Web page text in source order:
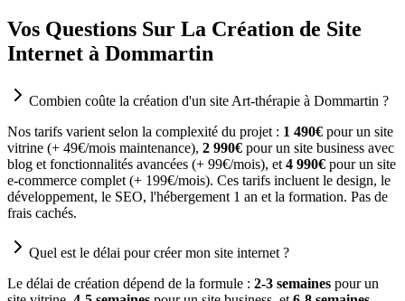
Vos Questions Sur La Création de Site
Internet à Dommartin
Combien coûte la création d'un site Art-thérapie à Dommartin ?
Nos tarifs varient selon la complexité du projet : 1 490€ pour un site
vitrine (+ 49€/mois maintenance), 2 990€ pour un site business avec
blog et fonctionnalités avancées (+ 99€/mois), et 4 990€ pour un site
e-commerce complet (+ 199€/mois). Ces tarifs incluent le design, le
développement, le SEO, l'hébergement 1 an et la formation. Pas de
frais cachés.
Quel est le délai pour créer mon site internet ?
Le délai de création dépend de la formule : 2-3 semaines pour un